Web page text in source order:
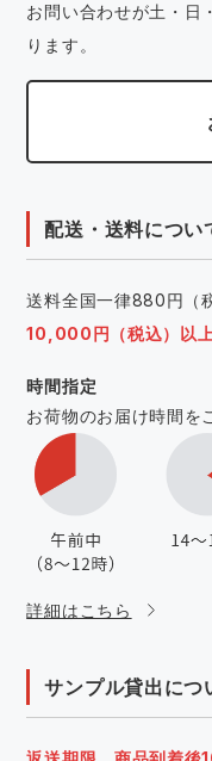
お問い合わせが土・日
ります。
配送・送料につい
送料全国一律880円（
10,000円（税込）以上
時間指定
お荷物のお届け時間を
詳細はこちら
サンプル貸出につ